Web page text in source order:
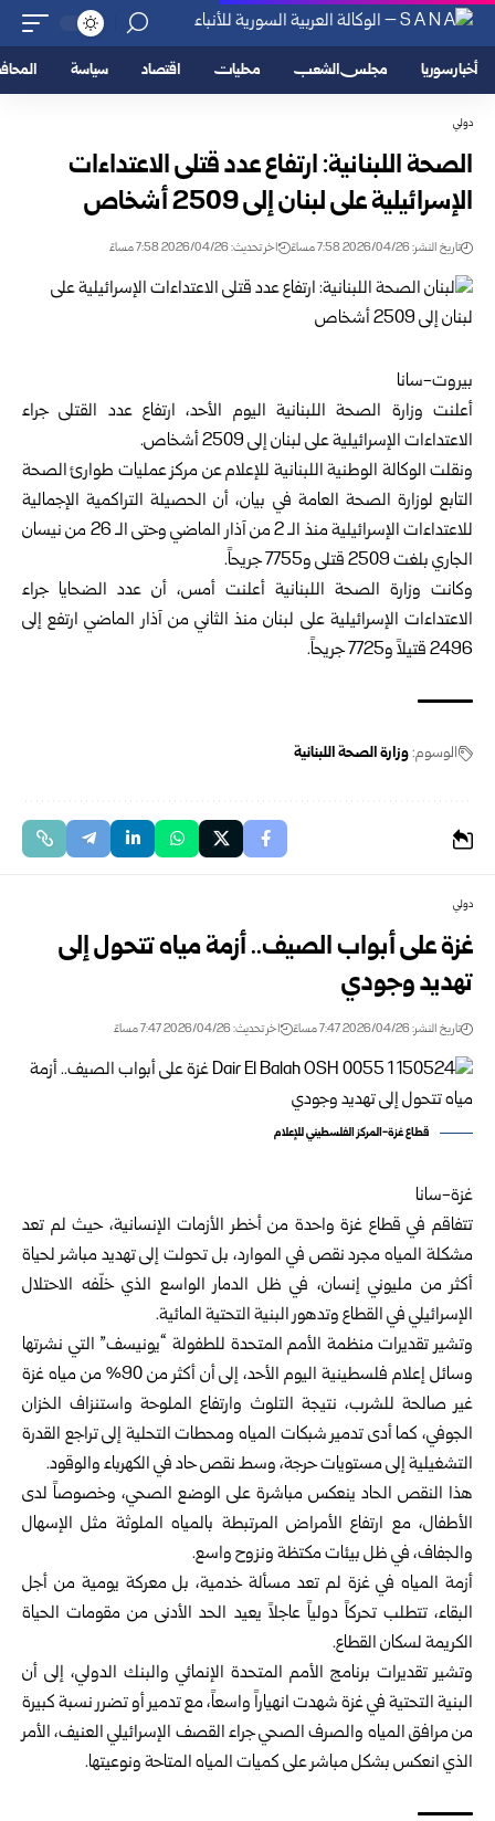
أخبار سوريا مجلس الشعب محليات اقتصاد سياسة
دولي
الصحة اللبنانية: ارتفاع عدد قتلى الاعتداءات
الإسرائيلية على لبنان إلى 2509 أشخاص
تاريخ النشر: 2026/04/26 7:58 مساءً اخر تحديث: 2026/04/26 7:58 مساءً
بيروت-سانا
أعلنت وزارة الصحة اللبنانية اليوم الأحد، ارتفاع عدد القتلى جراء
الاعتداءات الإسرائيلية على لبنان إلى 2509 أشخاص.
ونقلت الوكالة الوطنية اللبنانية للإعلام عن مركز عمليات طوارئ الصحة
التابع لوزارة الصحة العامة في بيان، أن الحصيلة التراكمية الإجمالية
للاعتداءات الإسرائيلية منذ الـ 2 من آذار الماضي وحتى الـ 26 من نيسان
الجاري بلغت 2509 قتلى و7755 جريحاً.
وكانت وزارة الصحة اللبنانية أعلنت أمس، أن عدد الضحايا جراء
الاعتداءات الإسرائيلية على لبنان منذ الثاني من آذار الماضي ارتفع إلى
2496 قتيلاً و7725 جريحاً.
الوسوم:وزارة الصحة اللبنانية
دولي
غزة على أبواب الصيف.. أزمة مياه تتحول إلى
تهديد وجودي
تاريخ النشر: 2026/04/26 7:47 مساءً اخر تحديث: 2026/04/26 7:47 مساءً
قطاع غزة-المركز الفلسطيني للإعلام
غزة-سانا
تتفاقم في قطاع غزة واحدة من أخطر الأزمات الإنسانية، حيث لم تعد
مشكلة المياه مجرد نقص في الموارد، بل تحولت إلى تهديد مباشر لحياة
أكثر من مليوني إنسان، في ظل الدمار الواسع الذي خلّفه الاحتلال
الإسرائيلي في القطاع وتدهور البنية التحتية المائية.
وتشير تقديرات منظمة الأمم المتحدة للطفولة “يونيسف” التي نشرتها
وسائل إعلام فلسطينية اليوم الأحد، إلى أن أكثر من 90% من مياه غزة
غير صالحة للشرب، نتيجة التلوث وارتفاع الملوحة واستنزاف الخزان
الجوفي، كما أدى تدمير شبكات المياه ومحطات التحلية إلى تراجع القدرة
التشغيلية إلى مستويات حرجة، وسط نقص حاد في الكهرباء والوقود.
هذا النقص الحاد ينعكس مباشرة على الوضع الصحي، وخصوصاً لدى
الأطفال، مع ارتفاع الأمراض المرتبطة بالمياه الملوثة مثل الإسهال
والجفاف، في ظل بيئات مكتظة ونزوح واسع.
أزمة المياه في غزة لم تعد مسألة خدمية، بل معركة يومية من أجل
البقاء، تتطلب تحركاً دولياً عاجلاً يعيد الحد الأدنى من مقومات الحياة
الكريمة لسكان القطاع.
وتشير تقديرات برنامج الأمم المتحدة الإنمائي والبنك الدولي، إلى أن
البنية التحتية في غزة شهدت انهياراً واسعاً، مع تدمير أو تضرر نسبة كبيرة
من مرافق المياه والصرف الصحي جراء القصف الإسرائيلي العنيف، الأمر
الذي انعكس بشكل مباشر على كميات المياه المتاحة ونوعيتها.